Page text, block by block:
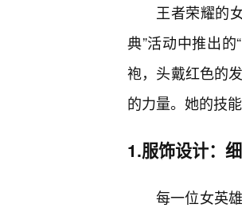
王者荣耀的
典”活动中推出
袍，头戴红色的
的力量。她的技
1.服饰设计：
每一位女英